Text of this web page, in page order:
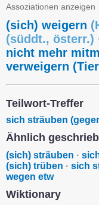
Assoziationen anzeigen
(sich) weigern (
(süddt., österr.)
nicht mehr
verweigern
Teilwort-Treffer
sich sträuben
Ähnlich
(sich) sträuben ·
(sich) trüben · sich
wegen etw
Wiktionary